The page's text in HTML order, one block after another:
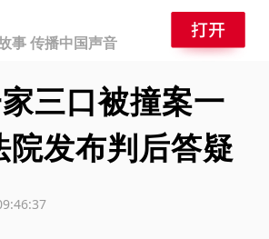
事 传播中国声音
三口被撞案一
院发布判后答疑